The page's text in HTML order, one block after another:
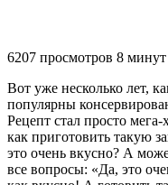
6207 просмотров 8 минут
Вот уже несколько лет,
популярны
Рецепт стал просто
как приготовить такую
это очень вкусно? А
все вопросы: «Да, это